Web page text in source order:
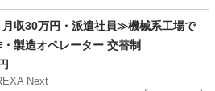
タイヤ、ホイール
収30万円・派遣社員≫機械系工場で
製造オペレーター 交替制
Next